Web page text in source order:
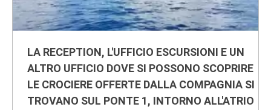
LA RECEPTION, L'UFFICIO ESCURSIONI E UN
ALTRO UFFICIO DOVE SI POSSONO SCOPRIRE
LE CROCIERE OFFERTE DALLA COMPAGNIA SI
TROVANO SUL PONTE 1, INTORNO ALL'ATRIO